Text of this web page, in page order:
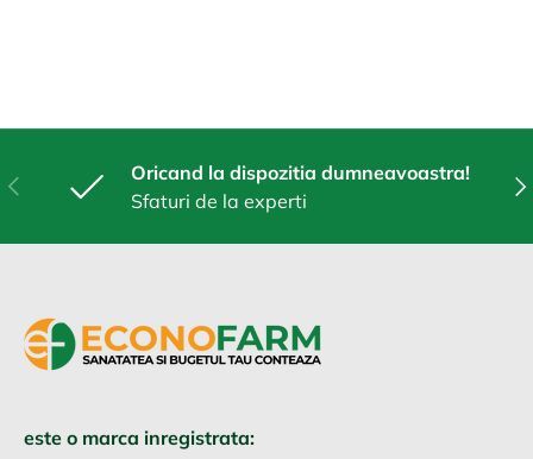
Anterior
Oricand la dispozitia dumneavoastra!
Sfaturi de la experti
este o marca inregistrata: